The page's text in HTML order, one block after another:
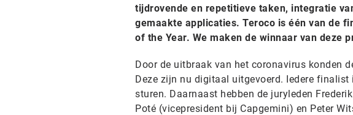
tijdrovende en repetitieve taken, integratie
gemaakte applicaties. Teroco is één van de
of the Year. We maken de winnaar van deze
Door de uitbraak van het coronavirus konden
Deze zijn nu digitaal uitgevoerd. Iedere
sturen. Daarnaast hebben de juryleden
Poté (vicepresident bij Capgemini) en Peter